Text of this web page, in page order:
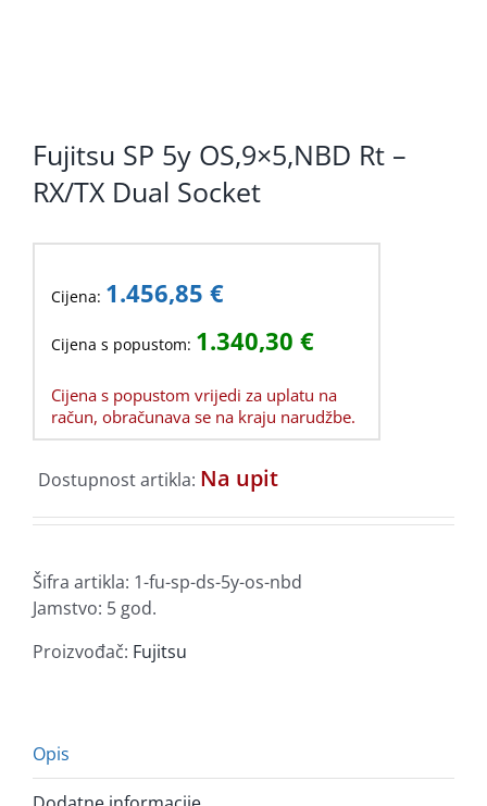
OSTALO
Fujitsu SP 5y OS,9×5,NBD Rt –
RX/TX Dual Socket
Cijena: 1.456,85 €
Cijena s popustom: 1.340,30 €
Cijena s popustom vrijedi za uplatu na
račun, obračunava se na kraju narudžbe.
Dostupnost artikla: Na upit
Šifra artikla: 1-fu-sp-ds-5y-os-nbd
Jamstvo: 5 god.
Proizvođač: Fujitsu
Opis